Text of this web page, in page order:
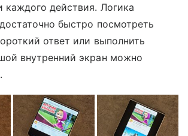
каждого действия. Логика
быстро посмотреть
ответ или выполнить
внутренний экран можно